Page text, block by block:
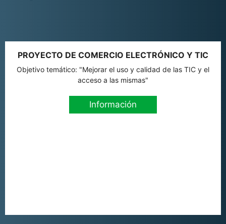
PROYECTO DE COMERCIO ELECTRÓNICO Y TIC
Objetivo temático: "Mejorar el uso y calidad de las TIC y el
acceso a las mismas"
Información
El
8,54€El